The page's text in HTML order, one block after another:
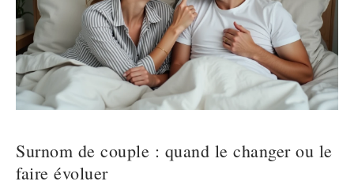
Surnom de couple : quand le changer ou le
faire évoluer